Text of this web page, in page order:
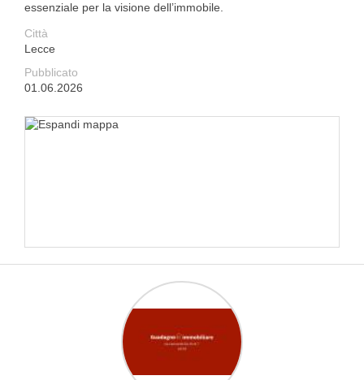
essenziale per la visione dell’immobile.
Città
Lecce
Pubblicato
01.06.2026